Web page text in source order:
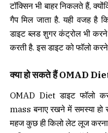
टॉक्सिन भी बाहर निकलते हैं,
गैप मिल जाता है. यही वजह है
डाइट ब्लड शुगर कंट्रोल भी
करती है. इस डाइट को फॉलो करने
क्या हो सकते हैं OMAD
OMAD Diet डाइट फॉलो
mass बनाए रखने में समस्या हो
महज कुछ ही किलो लेट लूज करना